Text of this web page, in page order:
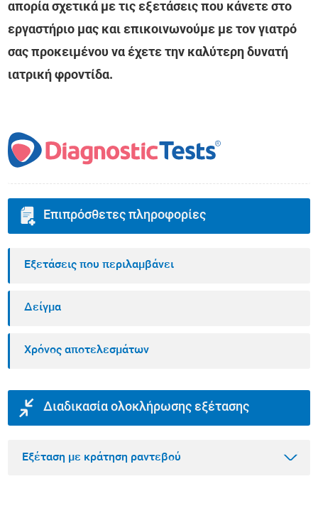
απορία σχετικά με τις εξετάσεις που κάνετε στο
εργαστήριο μας και επικοινωνούμε με τον γιατρό
σας προκειμένου να έχετε την καλύτερη δυνατή
ιατρική φροντίδα.
Επιπρόσθετες πληροφορίες
Εξετάσεις που περιλαμβάνει
Δείγμα
Χρόνος αποτελεσμάτων
Διαδικασία ολοκλήρωσης εξέτασης
Εξέταση με κράτηση ραντεβού